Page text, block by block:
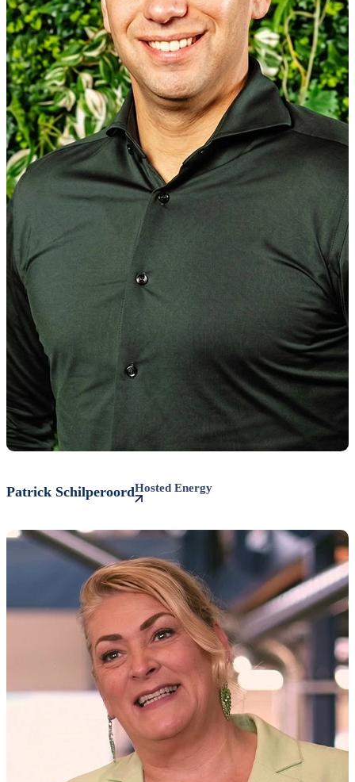
Patrick SchilperoordHosted Energy